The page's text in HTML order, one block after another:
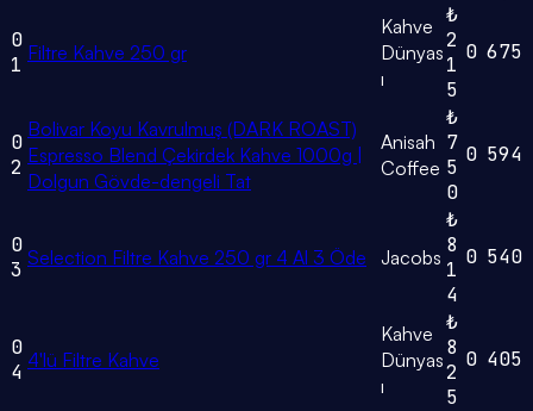
0
1 Filtre Kahve 250 gr
Kahve
Dünyas
ı
₺
2
1
5
0 675
0
2
Bolivar Koyu Kavrulmuş (DARK ROAST)
Espresso Blend Çekirdek Kahve 1000g |
Dolgun Gövde-dengeli Tat
Anisah
Coffee
₺
7
5
0
0 594
0
3 Selection Filtre Kahve 250 gr 4 Al 3 Öde Jacobs
₺
8
1
4
0 540
0
4 4'lü Filtre Kahve
Kahve
Dünyas
ı
₺
8
2
5
0 405